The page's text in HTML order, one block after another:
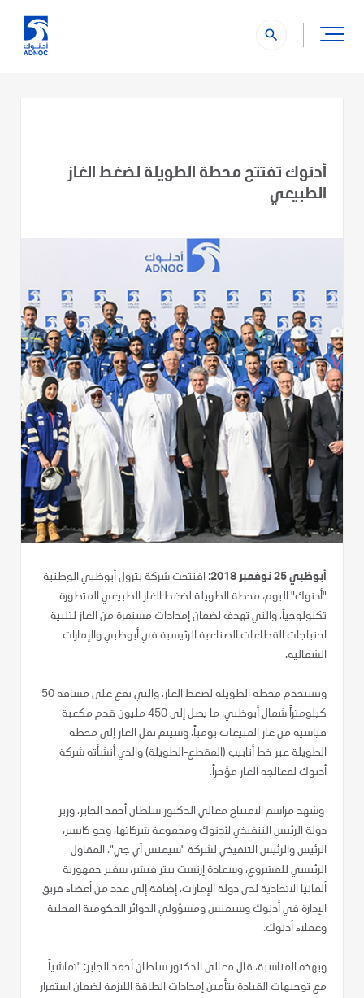
search
أدنوك تفتتح محطة الطويلة لضغط الغاز
الطبيعي
أبوظبي 25 نوفمبر 2018
: افتتحت شركة بترول أبوظبي الوطنية
"أدنوك" اليوم، محطة الطويلة لضغط الغاز الطبيعي المتطورة
تكنولوجياً، والتي تهدف لضمان إمدادات مستمرة من الغاز لتلبية
احتياجات القطاعات الصناعية الرئيسية في أبوظبي والإمارات
الشمالية.
وتستخدم محطة الطويلة لضغط الغاز، والتي تقع على مسافة 50
كيلومتراً شمال أبوظبي، ما يصل إلى 450 مليون قدم مكعبة
قياسية من غاز المبيعات يومياً. وسيتم نقل الغاز إلى محطة
الطويلة عبر خط أنابيب (المقطع-الطويلة) والذي أنشأته شركة
أدنوك لمعالجة الغاز مؤخراً.
وشهد مراسم الافتتاح معالي الدكتور سلطان أحمد الجابر، وزير
دولة الرئيس التنفيذي لأدنوك ومجموعة شركاتها، وجو كايسر،
الرئيس والرئيس التنفيذي لشركة "سيمنس آي جي"، المقاول
الرئيسي للمشروع، وسعادة إرنست بيتر فيشر، سفير جمهورية
ألمانيا الاتحادية لدى دولة الإمارات، إضافة إلى عدد من أعضاء فريق
الإدارة في أدنوك وسيمنس ومسؤولي الدوائر الحكومية المحلية
وعملاء أدنوك.
وبهذه المناسبة، قال معالي الدكتور سلطان أحمد الجابر: "تماشياً
مع توجيهات القيادة بتأمين إمدادات الطاقة اللازمة لضمان استمرار